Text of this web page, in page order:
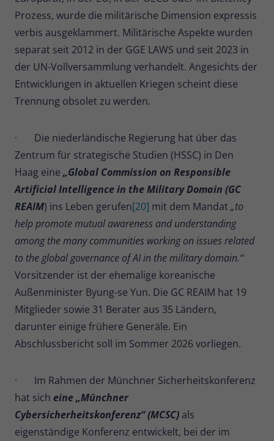
Prozess, wurde die militärische Dimension expressis
verbis ausgeklammert. Militärische Aspekte wurden
separat seit 2012 in der GGE LAWS und seit 2023 in
der UN-Vollversammlung verhandelt. Angesichts der
Entwicklungen in aktuellen Kriegen scheint diese
Trennung obsolet zu werden.
· Die niederländische Regierung hat über das
Zentrum für strategische Studien (HSSC) in Den
Haag eine „Global Commission on Responsible
Artificial Intelligence in the Military Domain (GC
REAIM) ins Leben gerufen[20] mit dem Mandat„to
help promote mutual awareness and understanding
among the many communities working on issues related
to the global governance of AI in the military domain.“
Vorsitzender ist der ehemalige koreanische
Außenminister Byung-se Yun. Die GC REAIM hat 19
Mitglieder sowie 31 Berater aus 35 Ländern,
darunter einige frühere Generäle. Ein
Abschlussbericht soll im Sommer 2026 vorliegen.
· Im Rahmen der Münchner Sicherheitskonferenz
hat sich eine „Münchner
Cybersicherheitskonferenz“ (MCSC) als
eigenständige Konferenz entwickelt, bei der im